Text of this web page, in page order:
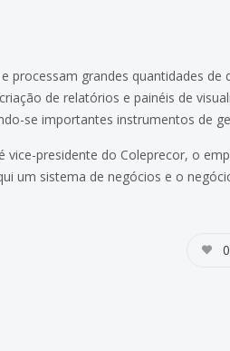
grandes quantidades de
de relatórios e painéis de
se importantes instrumentos de
presidente do Coleprecor, o
um sistema de negócios e o
0